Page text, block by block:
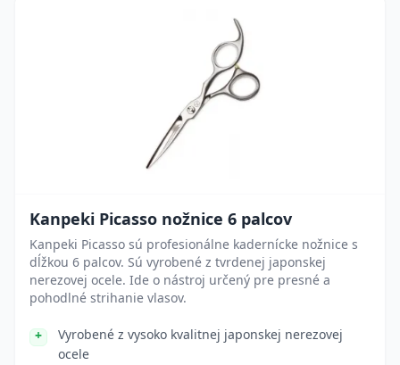
Kanpeki Picasso nožnice 6 palcov
Kanpeki Picasso sú profesionálne kadernícke nožnice s
dĺžkou 6 palcov. Sú vyrobené z tvrdenej japonskej
nerezovej ocele. Ide o nástroj určený pre presné a
pohodlné strihanie vlasov.
Vyrobené z vysoko kvalitnej japonskej nerezovej
ocele